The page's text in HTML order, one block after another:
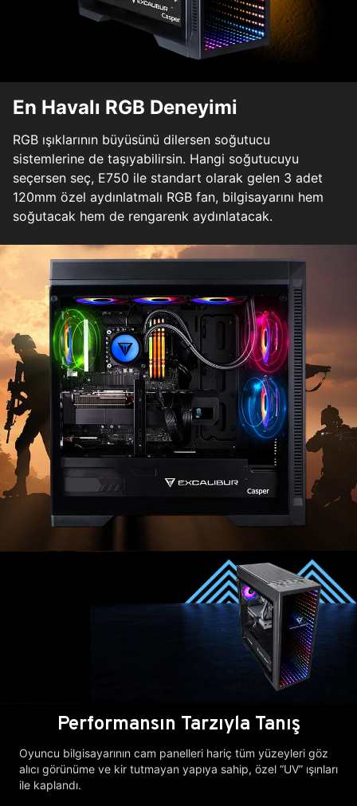
En Havalı RGB Deneyimi
RGB ışıklarının büyüsünü dilersen soğutucu
sistemlerine de taşıyabilirsin. Hangi soğutucuyu
seçersen seç, E750 ile standart olarak gelen 3 adet
120mm özel aydınlatmalı RGB fan, bilgisayarını hem
soğutacak hem de rengarenk aydınlatacak.
Performansın Tarzıyla Tanış
Oyuncu bilgisayarının cam panelleri hariç tüm yüzeyleri göz
alıcı görünüme ve kir tutmayan yapıya sahip, özel “UV” ışınları
ile kaplandı.